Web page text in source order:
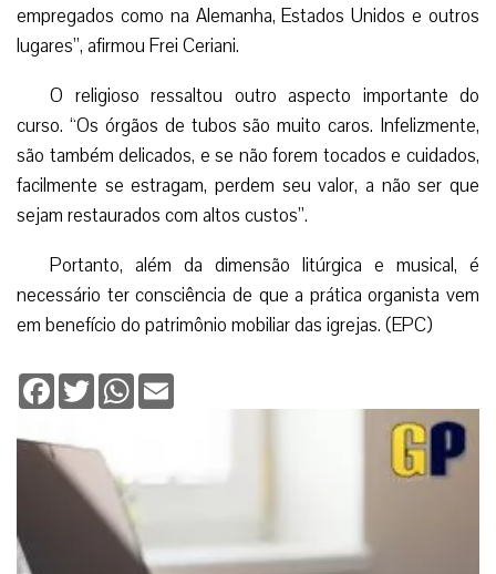
empregados como na Alemanha, Estados Unidos e outros
lugares”, afirmou Frei Ceriani.
O religioso ressaltou outro aspecto importante do
curso. “Os órgãos de tubos são muito caros. Infelizmente,
são também delicados, e se não forem tocados e cuidados,
facilmente se estragam, perdem seu valor, a não ser que
sejam restaurados com altos custos”.
Portanto, além da dimensão litúrgica e musical, é
necessário ter consciência de que a prática organista vem
em benefício do patrimônio mobiliar das igrejas. (EPC)
Facebook
TwitterWhatsApp